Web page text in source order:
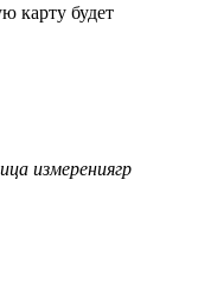
карту будет
измерениягр